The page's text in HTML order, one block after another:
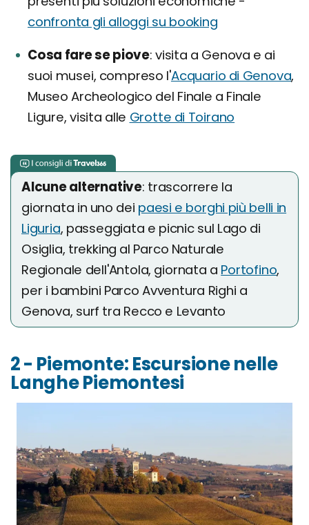
confronta gli alloggi su booking
Cosa fare se piove visita a Genova e ai
suoi musei, compreso l'Acquario di Genova,
Museo Archeologico del Finale a Finale
Ligure, visita alle Grotte di Toirano
Alcune alternative: trascorrere la
giornata in uno dei paesi e borghi più belli in
Liguria, passeggiata e picnic sul Lago di
Osiglia, trekking al Parco Naturale
Regionale dell'Antola, giornata a Portofino,
per i bambini Parco Avventura Righi a
Genova, surf tra Recco e Levanto
2 - Piemonte: Escursione nelle
Langhe Piemontesi